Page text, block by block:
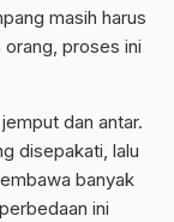
masih harus
orang, proses ini
dan antar.
disepakati, lalu
banyak
ini